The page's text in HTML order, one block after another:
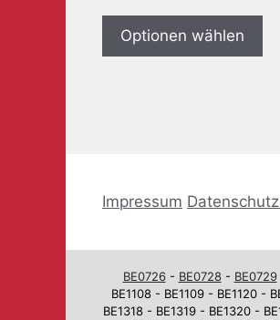
Optionen wählen
Impressum
BE0726- BE0728- BE0729
BE1108 - BE1109 - BE1120 -
BE1318 - BE1319 - BE1320 -